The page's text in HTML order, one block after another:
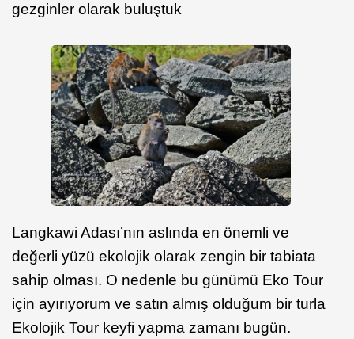
gezginler olarak buluştuk
Langkawi Adası’nın aslında en önemli ve
değerli yüzü ekolojik olarak zengin bir tabiata
sahip olması. O nedenle bu günümü Eko Tour
için ayırıyorum ve satın almış olduğum bir turla
Ekolojik Tour keyfi yapma zamanı bugün.